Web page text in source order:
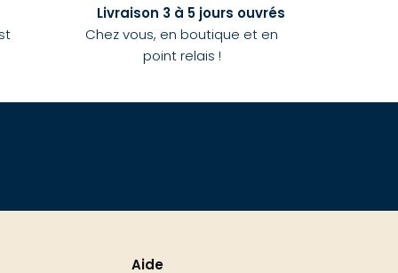
Livraison 3 à 5 jours ouvrés
Chez vous, en boutique et en
point relais !
Aide